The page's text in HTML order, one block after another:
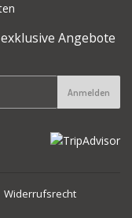
Angebote
Anmelden
Widerrufsrecht